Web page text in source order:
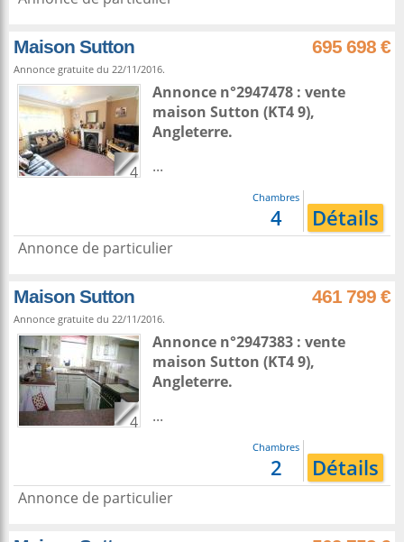
Maison Sutton 695 698 €
Annonce gratuite du 22/11/2016.
4
Annonce n°2947478 : vente
maison Sutton (KT4 9),
Angleterre.
...
Chambres
4 Détails
Annonce de particulier
Maison Sutton 461 799 €
Annonce gratuite du 22/11/2016.
4
Annonce n°2947383 : vente
maison Sutton (KT4 9),
Angleterre.
...
Chambres
2 Détails
Annonce de particulier